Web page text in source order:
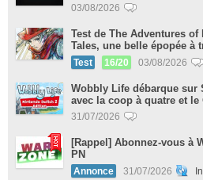
03/08/2026
Test de The Adventures
Tales, une belle épopée à
Test 16/20 03/08/2026
Wobbly Life débarque sur
avec la coop à quatre et le
31/07/2026
[Rappel] Abonnez-vous à
PN
Annonce 31/07/2026